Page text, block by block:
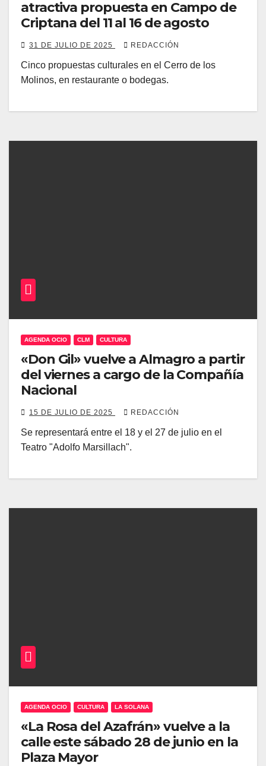
atractiva propuesta en Campo de
Criptana del 11 al 16 de agosto
31 DE JULIO DE 2025 REDACCIÓN
Cinco propuestas culturales en el Cerro de los
Molinos, en restaurante o bodegas.
AGENDA OCIO CLM CULTURA
«Don Gil» vuelve a Almagro a partir
del viernes a cargo de la Compañía
Nacional
15 DE JULIO DE 2025 REDACCIÓN
Se representará entre el 18 y el 27 de julio en el
Teatro "Adolfo Marsillach".
AGENDA OCIO CULTURA LA SOLANA
«La Rosa del Azafrán» vuelve a la
calle este sábado 28 de junio en la
Plaza Mayor